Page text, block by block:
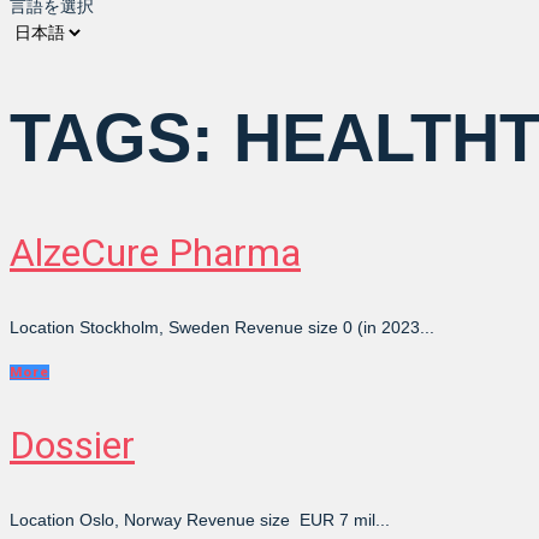
言語を選択
TAGS:
AlzeCure Pharma
Location Stockholm, Sweden Revenue size 0 (in 2023...
More
Dossier
Location Oslo, Norway Revenue size EUR 7 mil...